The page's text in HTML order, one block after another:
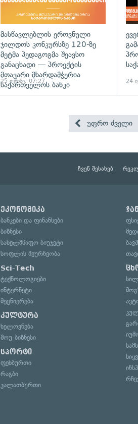
მასწავლებლის ეროვნული
ჯილდოს კონკურსზე 120-ზე
მეტმა პედაგოგმა შეავსო
განაცხადი — პროექტის
მთავარი მხარდამჭერია
საქართველოს ბანკი
25 ივნისი, 07:27 24
უფრო ძველი
ჩვენ შესახებ
ეკონომიკა
ბანკები და ფინანსები
ბიზნესი
სახელმწიფო ბიუჯეტი
სოფლის მეურნეობა
Sci-Tech
ტექნოლოგიები
ინტერნეტი
მეცნიერება
კულტურა
ხელოვნება
შოუ-ბიზნესი
სპორტი
ფეხბურთი
რაგბი
კალათბურთი